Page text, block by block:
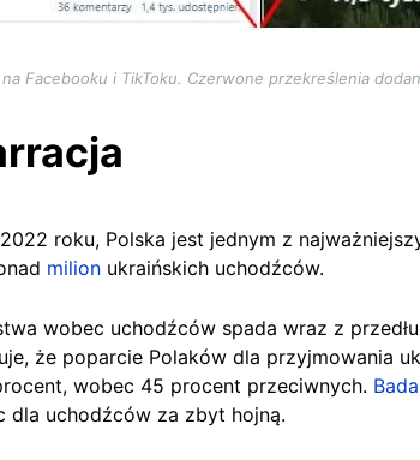
Facebooku i TikToku. Czerwone przekreślenia
roku, Polska jest jednym z
milion ukraińskich uchodźców.
wobec uchodźców spada wraz z
że poparcie Polaków dla przyjmowania
wobec 45 procent przeciwnych.
dla uchodźców za zbyt hojną.